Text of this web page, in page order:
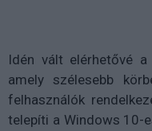
Idén vált elérhetővé
amely szélesebb
felhasználók
telepíti a Windows 10-